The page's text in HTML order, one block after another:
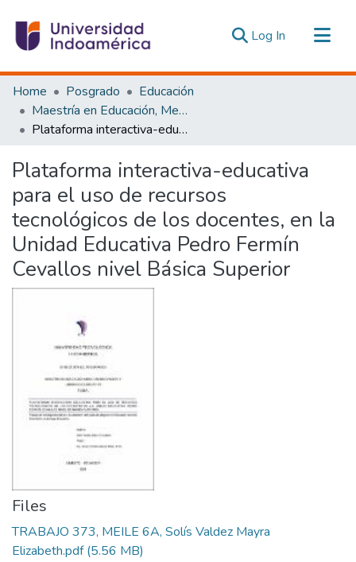
Log In (current)
Communities & Collections
All of DSpace
Statistics
Home Posgrado
Educación
Maestría en Educación, Mención Innovación y Liderazgo Educativo
Plataforma interactiva-educativa para el uso de recursos tecnológicos de los docentes, en la Unidad Educativa Pedro Fermín Cevallos nivel Básica Superior
Plataforma interactiva-educativa
para el uso de recursos
tecnológicos de los docentes, en la
Unidad Educativa Pedro Fermín
Cevallos nivel Básica Superior
Files
TRABAJO 373, MEILE 6A, Solís Valdez Mayra
Elizabeth.pdf(5.56 MB)